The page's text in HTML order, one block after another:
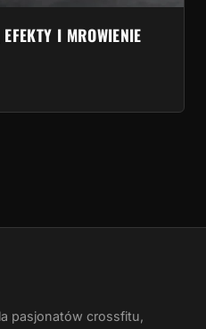
I MROWIENIE
pasjonatów crossfitu,